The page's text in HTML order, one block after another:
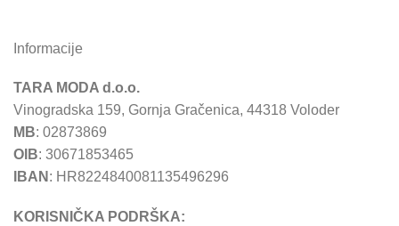
Informacije
TARA MODA d.o.o.
Vinogradska 159, Gornja Gračenica, 44318 Voloder
MB: 02873869
OIB: 30671853465
IBAN : HR8224840081135496296
KORISNIČKA PODRŠKA: